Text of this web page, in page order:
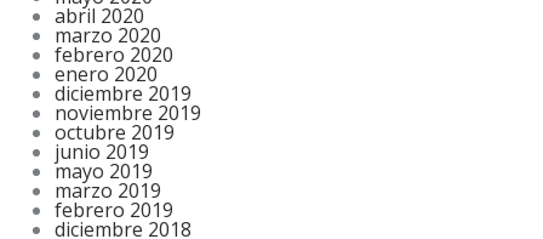
abril 2020
marzo 2020
febrero 2020
enero 2020
diciembre 2019
noviembre 2019
octubre 2019
junio 2019
mayo 2019
marzo 2019
febrero 2019
diciembre 2018